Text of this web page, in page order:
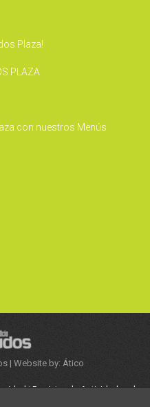
Plaza!
PLAZA
con nuestros Menús
| Website by: Ático
|Registro de Actividades de